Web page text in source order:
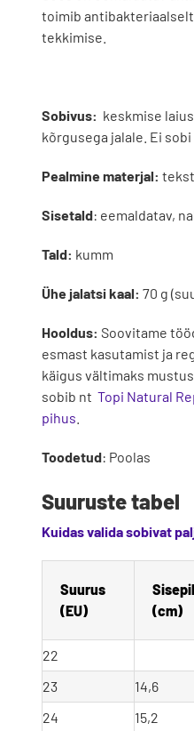
toimib
tekkimise.
Sobivus: keskmise
kõrgusega jalale. Ei
Pealmine materjal:
Sisetald: eemaldatav,
Tald: kumm
Ühe jalatsi kaal: 70 g
Hooldus: Soovitame
esmast kasutamist ja
käigus vältimaks
sobib nt Topi Natural
pihus
Toodetud: Poolas
Suuruste tabel
Kuidas valida sobivat
Suurus
(EU)
(cm)
22
23
14,6
24
15,2